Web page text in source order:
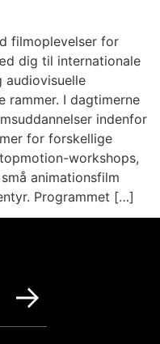
filmoplevelser for
dig til internationale
rammer. I dagtimerne
indenfor
for forskellige
workshops,
animationsfilm
Programmet […]